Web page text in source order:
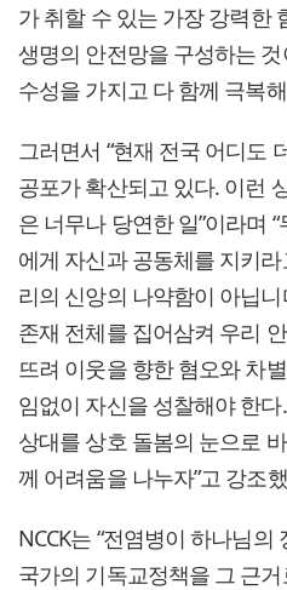
가 취할 수 있는 가장 강력한
생명의 안전망을 구성하는
수성을 가지고 다 함께 극복
그러면서 “현재 전국 어디도
공포가 확산되고 있다. 이런
은 너무나 당연한 일”이라며
에게 자신과 공동체를 지키
리의 신앙의 나약함이 아닙
존재 전체를 집어삼켜 우리
뜨려 이웃을 향한 혐오와 차
임없이 자신을 성찰해야 한
상대를 상호 돌봄의 눈으로
께 어려움을 나누자”고 강조
NCCK는 “전염병이 하나님
국가의 기독교정책을 그 근